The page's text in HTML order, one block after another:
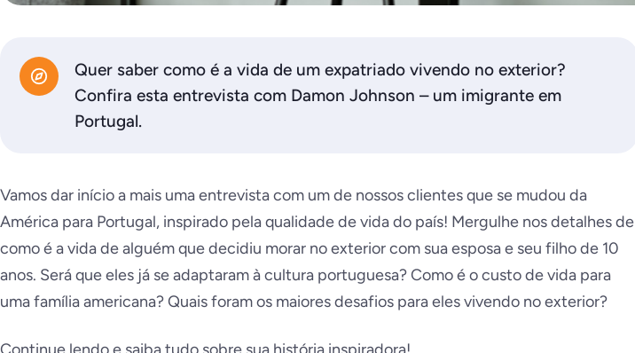
Quer saber como é a vida de um expatriado vivendo no exterior?
Confira esta entrevista com Damon Johnson – um imigrante em
Portugal.
Vamos dar início a mais uma entrevista com um de nossos clientes que se mudou da
América para Portugal, inspirado pela qualidade de vida do país! Mergulhe nos detalhes de
como é a vida de alguém que decidiu morar no exterior com sua esposa e seu filho de 10
anos. Será que eles já se adaptaram à cultura portuguesa? Como é o custo de vida para
uma família americana? Quais foram os maiores desafios para eles vivendo no exterior?